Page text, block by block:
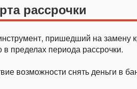
рассрочки
пришедший на замену
пределах периода рассрочки.
возможности снять деньги в